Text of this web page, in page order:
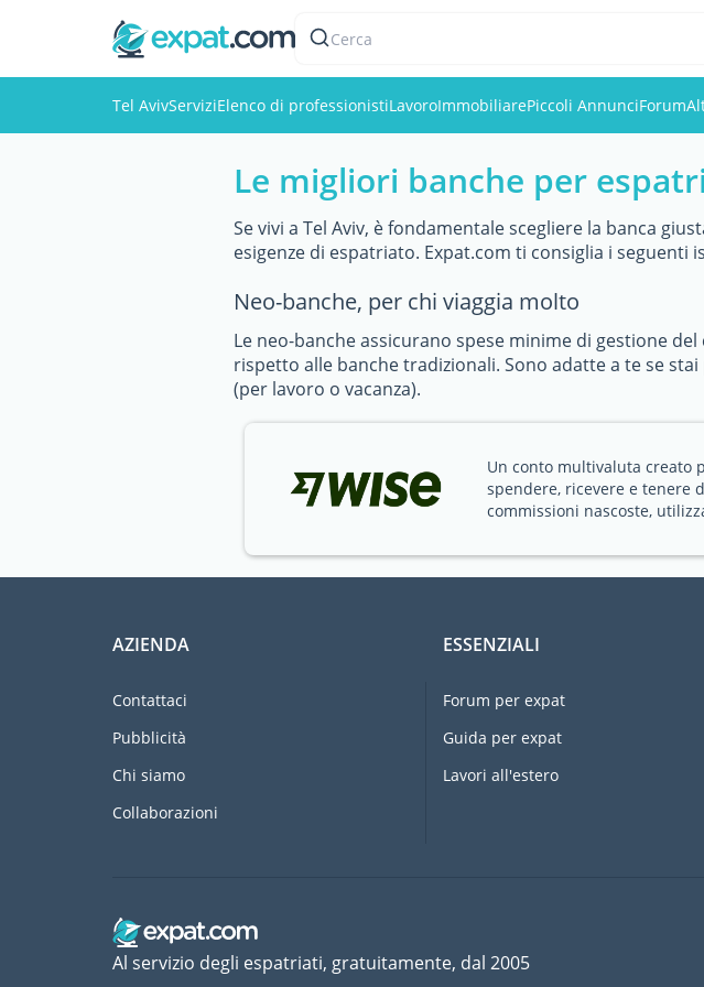
Cerca
Tel AvivServiziElenco di professionistiLavoroImmobiliarePiccoli AnnunciForum
Le migliori banche per
Se vivi a Tel Aviv, è fondamentale scegliere la banca
esigenze di espatriato. Expat.com ti consiglia i seguenti
Neo-banche, per chi viaggia molto
Le neo-banche assicurano spese minime di gestione
rispetto alle banche tradizionali. Sono adatte a te se
(per lavoro o vacanza).
Un conto multivaluta creato
spendere, ricevere e tenere
commissioni nascoste,
AZIENDA
Contattaci
Pubblicità
Chi siamo
Collaborazioni
ESSENZIALI
Forum per expat
Guida per expat
Lavori all'estero
Al servizio degli espatriati, gratuitamente, dal 2005